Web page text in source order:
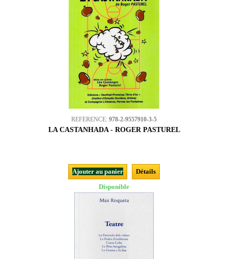
REFERENCE: 978-2-9557910-3-5
LA CASTANHADA - ROGER PASTUREL
Ajouter au panier
Détails
Disponible